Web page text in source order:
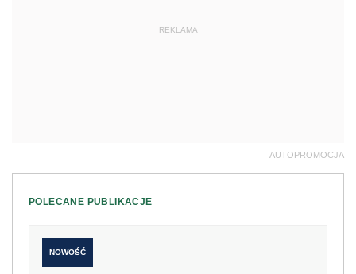
REKLAMA
AUTOPROMOCJA
POLECANE PUBLIKACJE
NOWOŚĆ